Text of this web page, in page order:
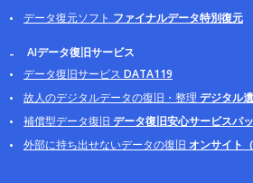
データ復元ソフト ファイナルデータ特別復元
AIデータ復旧サービス
データ復旧サービス DATA119
故人のデジタルデータの復旧・整理 デジタル
補償型データ復旧 データ復旧安心サービスパ
外部に持ち出せないデータの復旧 オンサイト